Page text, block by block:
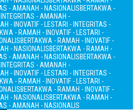
- AMANAH - NASIONALISBERTAKWA -
- AMANAH -
- INOVATIF - LESTARI - INTEGRITAS -
- RAMAH - INOVATIF - LESTARI -
BERTAKWA - RAMAH - INOVATIF -
- NASIONALISBERTAKWA - RAMAH -
- AMANAH - NASIONALISBERTAKWA -
- AMANAH -
- INOVATIF - LESTARI - INTEGRITAS -
- RAMAH - INOVATIF - LESTARI -
BERTAKWA - RAMAH - INOVATIF -
- NASIONALISBERTAKWA - RAMAH -
- AMANAH - NASIONALIS